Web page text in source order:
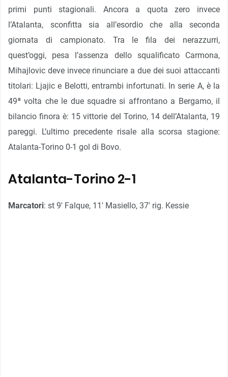
primi punti stagionali. Ancora a quota zero invece
l’Atalanta, sconfitta sia all’esordio che alla seconda
giornata di campionato. Tra le fila dei nerazzurri,
quest’oggi, pesa l’assenza dello squalificato Carmona,
Mihajlovic deve invece rinunciare a due dei suoi attaccanti
titolari: Ljajic e Belotti, entrambi infortunati. In serie A, è la
49ª volta che le due squadre si affrontano a Bergamo, il
bilancio finora è: 15 vittorie del Torino, 14 dell’Atalanta, 19
pareggi. L’ultimo precedente risale alla scorsa stagione:
Atalanta-Torino 0-1 gol di Bovo.
Atalanta-Torino 2-1
Marcatori: st 9′ Falque, 11′ Masiello, 37′ rig. Kessie